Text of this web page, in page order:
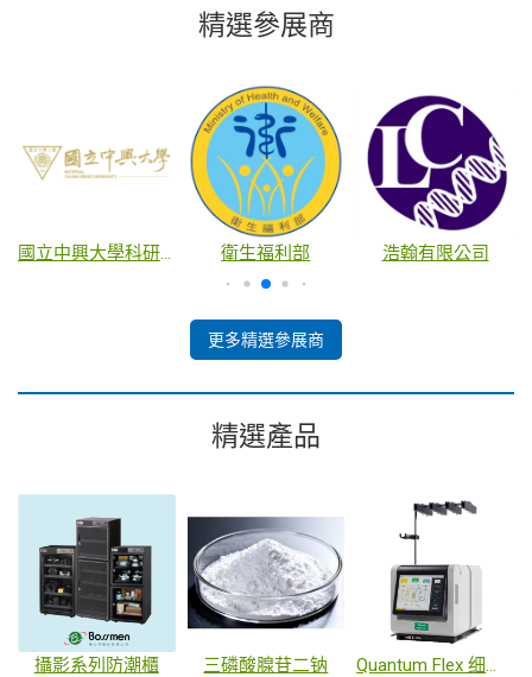
精選參展商
國立中興大學科研產業化平台 衛生福利部 浩翰有限公司
更多精選參展商
精選產品
攝影系列防潮櫃 三磷酸腺苷二钠 Quantum Flex 细胞扩增系统